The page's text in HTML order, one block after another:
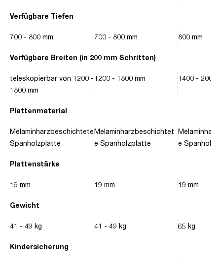
Verfügbare Tiefen
Verfügbare Breiten (in 200 mm Schritten)
Plattenmaterial
Plattenstärke
Gewicht
Kindersicherung
700 - 800 mm
teleskopierbar von 1200 -
1800 mm
Melaminharzbeschichtete
Spanholzplatte
19 mm
41 - 49 kg
700 - 800 mm
1200 - 1800 mm
Melaminharzbeschichtet
e Spanholzplatte
19 mm
41 - 49 kg
800 mm
1400 - 2000
e
19 mm
65 kg